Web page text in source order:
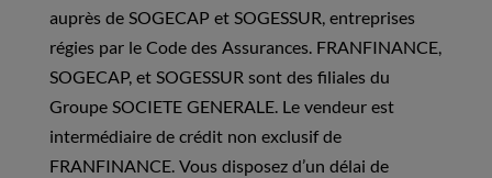
auprès de SOGECAP et SOGESSUR, entreprises
régies par le Code des Assurances. FRANFINANCE,
SOGECAP, et SOGESSUR sont des filiales du
Groupe SOCIETE GENERALE. Le vendeur est
intermédiaire de crédit non exclusif de
FRANFINANCE. Vous disposez d’un délai de